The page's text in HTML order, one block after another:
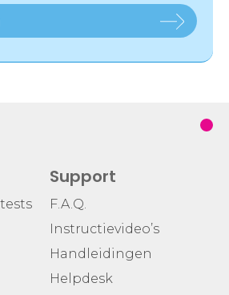
Support
F.A.Q.
Instructievideo’s
Handleidingen
Helpdesk